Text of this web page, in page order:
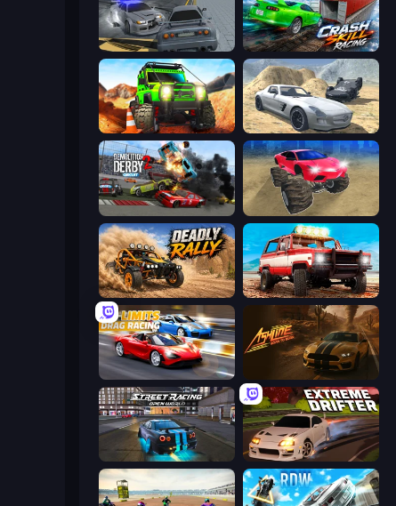
RCC City Racing Crash Skill Racing
Offroad Life 3D Derby Crash 2
Demolition Derby 2
Deadly Rally Offroad Masters Challenge
No Limits: Drag Racing
Extreme Drifter